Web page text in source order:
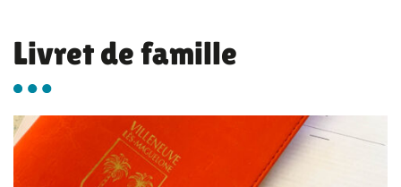
Livret de famille